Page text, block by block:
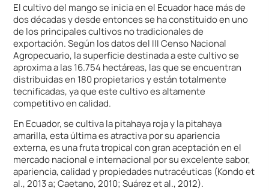
El cultivo del mango se inicia en el Ecuador hace más de
dos décadas y desde entonces se ha constituido en uno
de los principales cultivos no tradicionales de
exportación. Según los datos del III Censo Nacional
Agropecuario, la superficie destinada a este cultivo se
aproxima a las 16.754 hectáreas, las que se encuentran
distribuidas en 180 propietarios y están totalmente
tecnificadas, ya que este cultivo es altamente
competitivo en calidad.
En Ecuador, se cultiva la pitahaya roja y la pitahaya
amarilla, esta última es atractiva por su apariencia
externa, es una fruta tropical con gran aceptación en el
mercado nacional e internacional por su excelente sabor,
apariencia, calidad y propiedades nutracéuticas (Kondo et
al., 2013 a; Caetano, 2010; Suárez et al., 2012).